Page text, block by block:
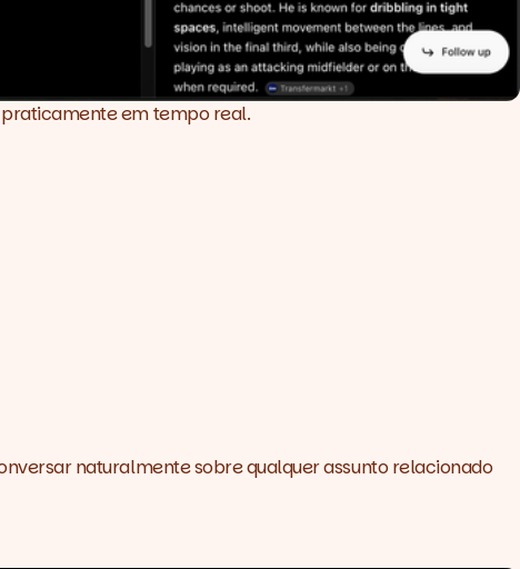
em tempo real.
naturalmente sobre qualquer assunto relacionado